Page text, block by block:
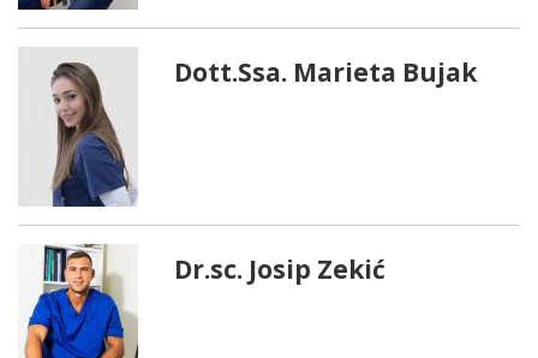
Dott.Ssa. Marieta Bujak
Dr.sc. Josip Zekić